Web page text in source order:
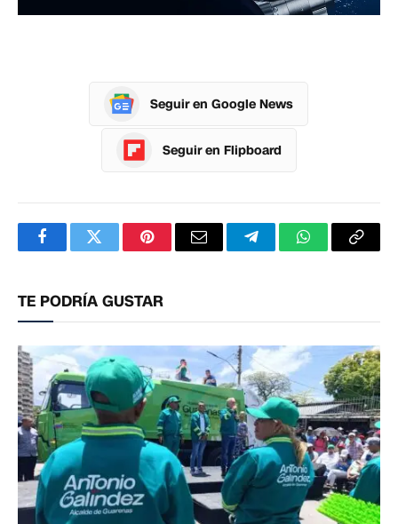
Seguir en Google News
Seguir en Flipboard
FacebookTwitterPinterestCorreoTelegramWhatsApp
TE PODRÍA GUSTAR